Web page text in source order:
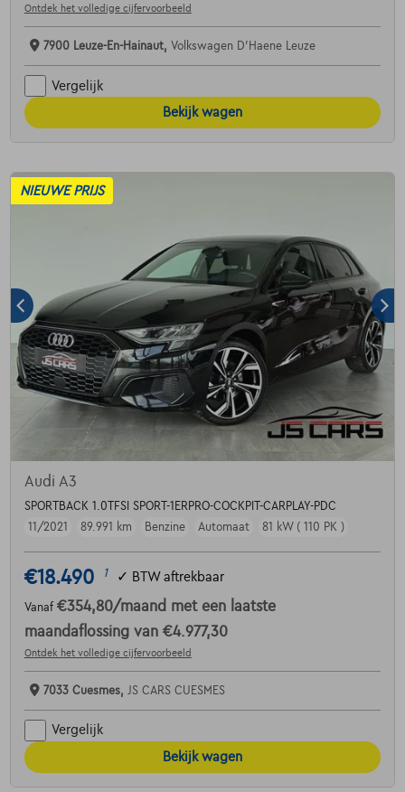
Ontdek het volledige cijfervoorbeeld
7900 Leuze-En-Hainaut, Volkswagen D'Haene Leuze
Vergelijk
Bekijk wagen
NIEUWE PRIJS
Audi A3
SPORTBACK 1.0TFSI SPORT-1ERPRO-COCKPIT-CARPLAY-PDC
11/2021
89.991 km Benzine Automaat 81 kW ( 110 PK )
€18.490 1 ✓ BTW aftrekbaar
Vanaf €354,80/maand met een laatste
maandaflossing van €4.977,30
Ontdek het volledige cijfervoorbeeld
7033 Cuesmes, JS CARS CUESMES
Vergelijk
Bekijk wagen